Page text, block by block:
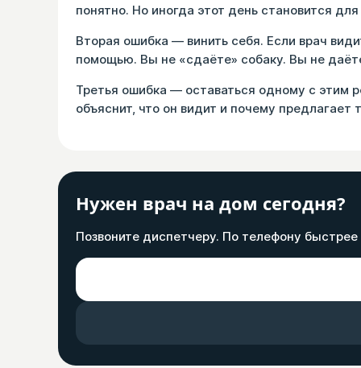
понятно. Но иногда этот день становится
Вторая ошибка — винить себя. Если врач
помощью. Вы не «сдаёте» собаку. Вы не
Третья ошибка — оставаться одному с этим
объяснит, что он видит и почему предлагает
Нужен врач на дом сегодня?
Позвоните диспетчеру. По телефону